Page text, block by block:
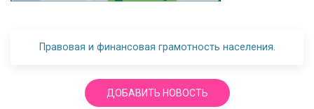
Правовая и финансовая грамотность населения.
ДОБАВИТЬ НОВОСТЬ